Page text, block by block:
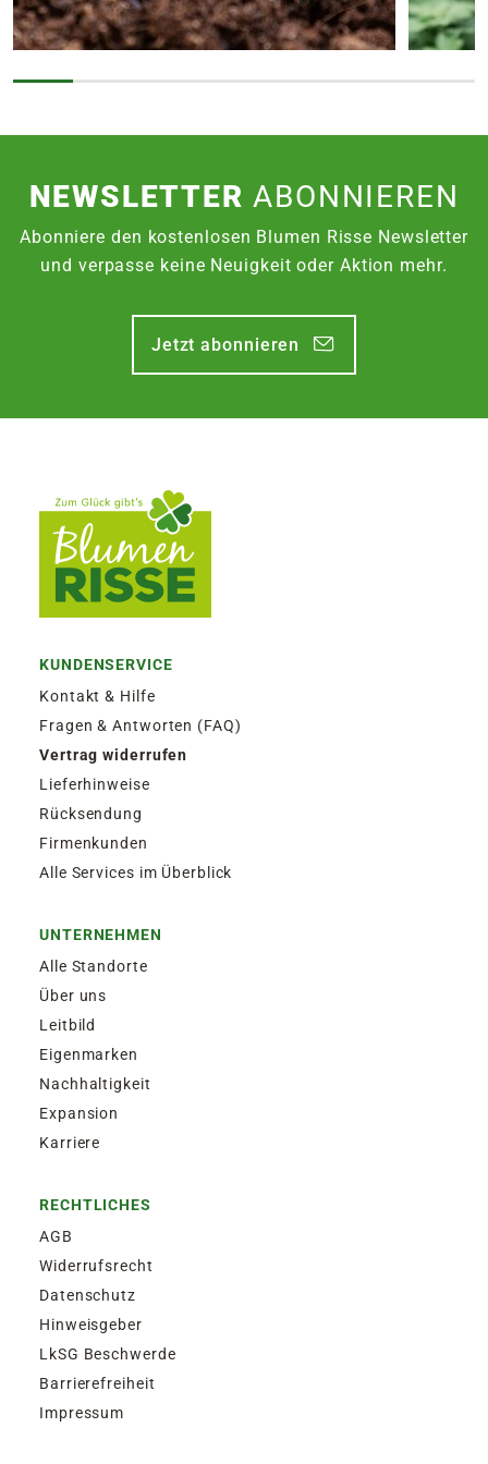
NEWSLETTER ABONNIEREN
Abonniere den kostenlosen Blumen Risse Newsletter
und verpasse keine Neuigkeit oder Aktion mehr.
Jetzt abonnieren
KUNDENSERVICE
Kontakt & Hilfe
Fragen & Antworten (FAQ)
Vertrag widerrufen
Lieferhinweise
Rücksendung
Firmenkunden
Alle Services im Überblick
UNTERNEHMEN
Alle Standorte
Über uns
Leitbild
Eigenmarken
Nachhaltigkeit
Expansion
Karriere
RECHTLICHES
AGB
Widerrufsrecht
Datenschutz
Hinweisgeber
LkSG Beschwerde
Barrierefreiheit
Impressum